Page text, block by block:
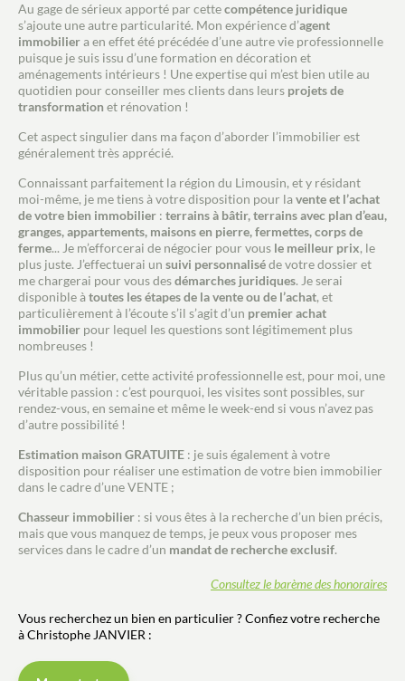
Au gage de sérieux apporté par cettecompétence juridique
s’ajoute une autre particularité. Mon expérience d’agent
immobiliera en effet été précédée d’une autre vie professionnelle
puisque je suis issu d’une formation en décoration et
aménagements intérieurs ! Une expertise qui m’est bien utile au
quotidien pour conseiller mes clients dans leurs projets de
transformation et rénovation !
Cet aspect singulier dans ma façon d’aborder l’immobilier est
généralement très apprécié.
Connaissant parfaitement la région du Limousin, et y résidant
moi-même, je me tiens à votre disposition pour lavente et l’achat
de votre bien immobilier : terrains à bâtir, terrains avec plan d’eau,
granges, appartements, maisons en pierre, fermettes, corps de
ferme... Je m’efforcerai de négocier pour vous le meilleur prix, le
plus juste. J’effectuerai un suivi personnaliséde votre dossier et
me chargerai pour vous desdémarches juridiques. Je serai
disponible àtoutes les étapes de la vente ou de l’achat, et
particulièrement à l’écoute s’il s’agit d’un premier achat
immobilier pour lequel les questions sont légitimement plus
nombreuses !
Plus qu’un métier, cette activité professionnelle est, pour moi, une
véritable passion : c’est pourquoi, les visites sont possibles, sur
rendez-vous, en semaine et même le week-end si vous n’avez pas
d’autre possibilité !
Estimation maison GRATUITE : je suis également à votre
disposition pour réaliser une estimation de votre bien immobilier
dans le cadre d’une VENTE ;
Chasseur immobilier : si vous êtes à la recherche d’un bien précis,
mais que vous manquez de temps, je peux vous proposer mes
services dans le cadre d’un mandat de recherche exclusif.
Consultez le barème des honoraires
Vous recherchez un bien en particulier ? Confiez votre recherche
à Christophe JANVIER :